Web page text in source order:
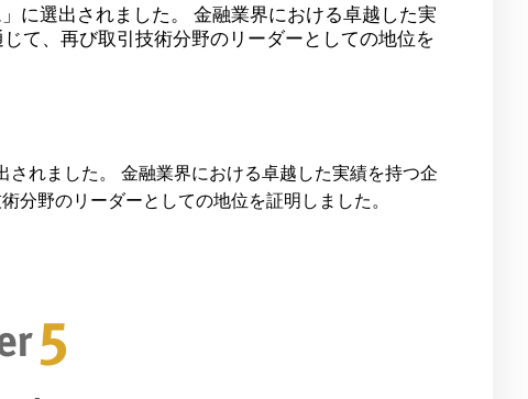
に選出されました。 金融業界における卓越した実
て、再び取引技術分野のリーダーとしての地位を
れました。 金融業界における卓越した実績を持つ企
野のリーダーとしての地位を証明しました。